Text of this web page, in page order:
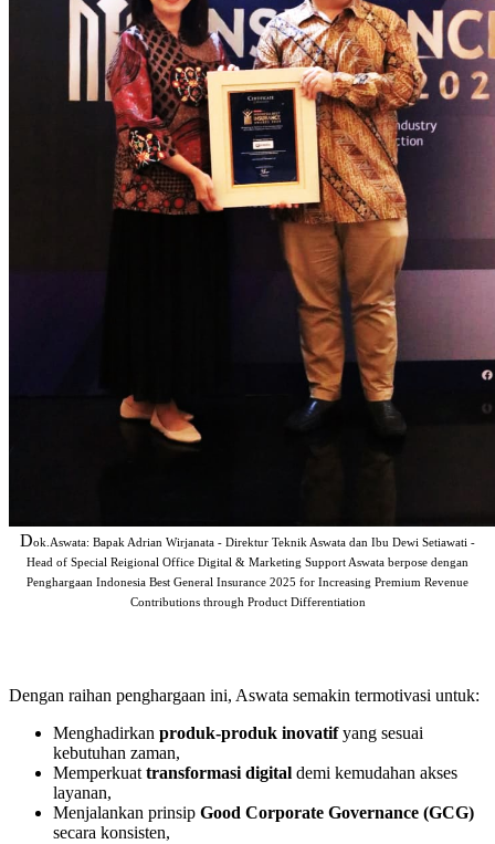
Dok.Aswata: Bapak Adrian Wirjanata - Direktur Teknik Aswata dan Ibu Dewi Setiawati -
Head of Special Reigional Office Digital & Marketing Support Aswata berpose dengan
Penghargaan Indonesia Best General Insurance 2025 for Increasing Premium Revenue
Contributions through Product Differentiation
Dengan raihan penghargaan ini, Aswata semakin termotivasi untuk:
Menghadirkan produk-produk inovatifyang sesuai
kebutuhan zaman,
Memperkuattransformasi digital demi kemudahan akses
layanan,
Menjalankan prinsip Good Corporate Governance (GCG)
secara konsisten,